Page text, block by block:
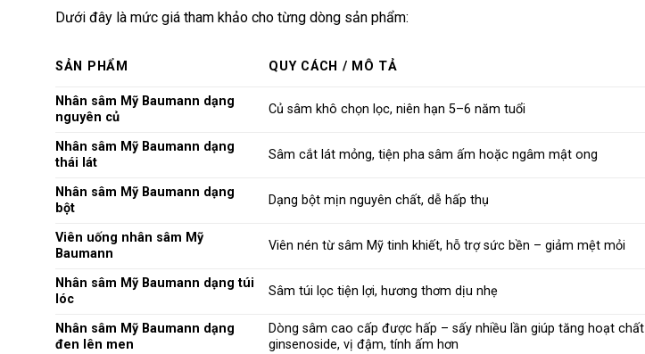
Dưới đây là mức giá tham khảo cho từng dòng sản phẩm:
SẢN PHẨM QUY CÁCH / MÔ TẢ
Nhân sâm Mỹ Baumann dạng
nguyên củ
Củ sâm khô chọn lọc, niên hạn 5–6 năm tuổi
Nhân sâm Mỹ Baumann dạng
thái lát
Sâm cắt lát mỏng, tiện pha sâm ấm hoặc ngâm mật ong
Nhân sâm Mỹ Baumann dạng
bột
Dạng bột mịn nguyên chất, dễ hấp thụ
Viên uống nhân sâm Mỹ
Baumann
Viên nén từ sâm Mỹ tinh khiết, hỗ trợ sức bền – giảm mệt mỏi
Nhân sâm Mỹ Baumann dạng túi
lóc
Sâm túi lọc tiện lợi, hương thơm dịu nhẹ
Nhân sâm Mỹ Baumann dạng
đen lên men
Dòng sâm cao cấp được hấp – sấy nhiều lần giúp tăng hoạt chất
ginsenoside, vị đậm, tính ấm hơn